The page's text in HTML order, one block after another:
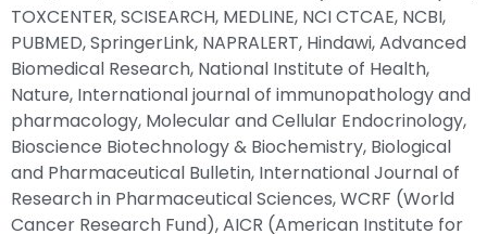
TOXCENTER, SCISEARCH, MEDLINE, NCI CTCAE, NCBI,
PUBMED, SpringerLink, NAPRALERT, Hindawi, Advanced
Biomedical Research, National Institute of Health,
Nature, International journal of immunopathology and
pharmacology, Molecular and Cellular Endocrinology,
Bioscience Biotechnology & Biochemistry, Biological
and Pharmaceutical Bulletin, International Journal of
Research in Pharmaceutical Sciences, WCRF (World
Cancer Research Fund), AICR (American Institute for